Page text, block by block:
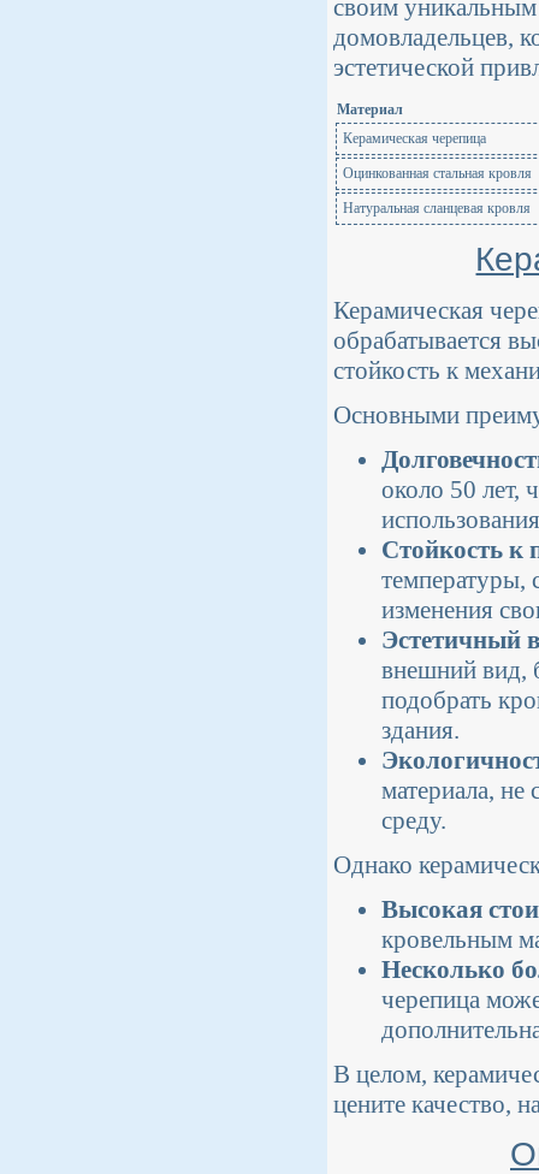
своим уникальным
домовладельцев,
эстетической
Материал
Керамическая черепица
Оцинкованная стальная кровля
Натуральная сланцевая кровля
Керамическая
обрабатывается
стойкость к
Основными
около 50 лет,
Стойкость к
температуры,
изменения
Эстетичный
внешний вид,
подобрать
здания.
материала,
среду.
Однако
Высокая
кровельным
Несколько
черепица
В целом,
цените качество,